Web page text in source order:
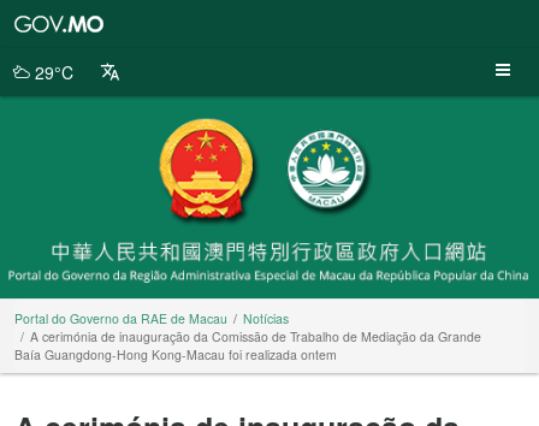
da
29°C
Portal do Governo da RAE de Macau
Notícias
A cerimónia de inauguração da Comissão de Trabalho de Mediação da Grande
Baía Guangdong-Hong Kong-Macau foi realizada ontem